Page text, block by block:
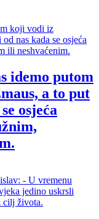
idemo putom
a to put
osjeća